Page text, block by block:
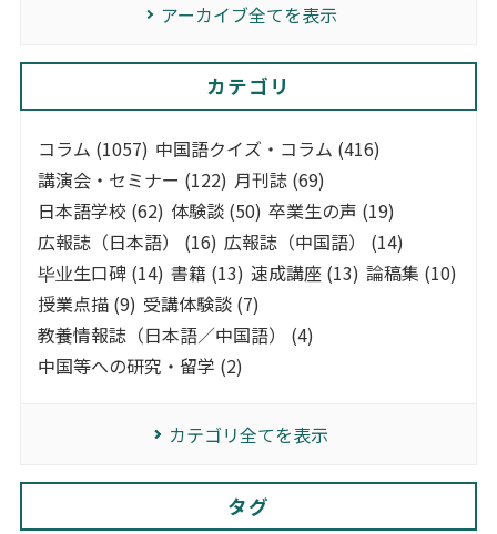
アーカイブ全てを表示
カテゴリ
コラム (1057) 中国語クイズ・コラム (416)
講演会・セミナー (122) 月刊誌 (69)
日本語学校 (62) 体験談 (50) 卒業生の声 (19)
広報誌（日本語） (16) 広報誌（中国語） (14)
毕业生口碑 (14) 書籍 (13) 速成講座 (13) 論稿集 (10)
授業点描 (9) 受講体験談 (7)
教養情報誌（日本語／中国語） (4)
中国等への研究・留学 (2)
カテゴリ全てを表示
タグ